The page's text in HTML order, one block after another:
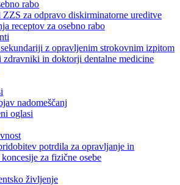
rabo
za odpravo diskirminatorne ureditve
receptov za osebno rabo
z opravljenim strokovnim izpitom
zdravniki in doktorji dentalne medicine
nadomeščanj
oglasi
potrdila za opravljanje in
za fizične osebe
življenje